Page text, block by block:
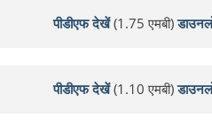
पीडीएफ देखें(1.75 एमबी)
पीडीएफ देखें(1.10 एमबी)